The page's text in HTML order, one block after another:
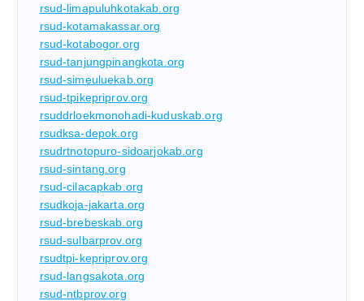
rsud-limapuluhkotakab.org
rsud-kotamakassar.org
rsud-kotabogor.org
rsud-tanjungpinangkota.org
rsud-simeuluekab.org
rsud-tpikepriprov.org
rsuddrloekmonohadi-kuduskab.org
rsudksa-depok.org
rsudrtnotopuro-sidoarjokab.org
rsud-sintang.org
rsud-cilacapkab.org
rsudkoja-jakarta.org
rsud-brebeskab.org
rsud-sulbarprov.org
rsudtpi-kepriprov.org
rsud-langsakota.org
rsud-ntbprov.org